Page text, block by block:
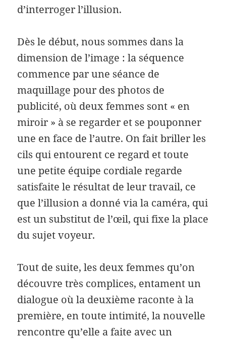
d’interroger l’illusion.
Dès le début, nous sommes dans la
dimension de l’image : la séquence
commence par une séance de
maquillage pour des photos de
publicité, où deux femmes sont « en
miroir » à se regarder et se pouponner
une en face de l’autre. On fait briller les
cils qui entourent ce regard et toute
une petite équipe cordiale regarde
satisfaite le résultat de leur travail, ce
que l’illusion a donné via la caméra, qui
est un substitut de l’œil, qui fixe la place
du sujet voyeur.
Tout de suite, les deux femmes qu’on
découvre très complices, entament un
dialogue où la deuxième raconte à la
première, en toute intimité, la nouvelle
rencontre qu’elle a faite avec un